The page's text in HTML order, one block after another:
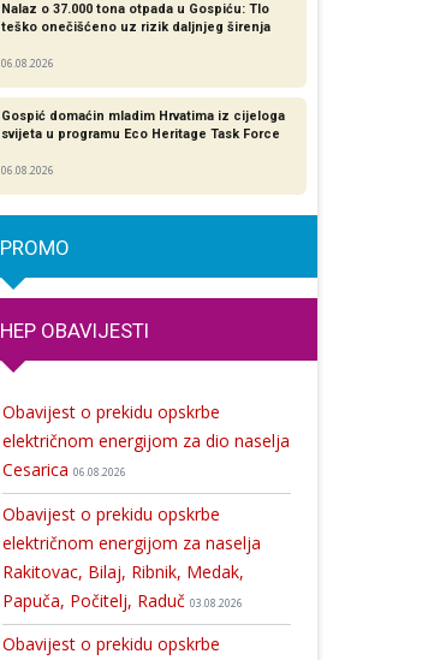
Nalaz o 37.000 tona otpada u Gospiću: Tlo
teško onečišćeno uz rizik daljnjeg širenja
06.08.2026
Gospić domaćin mladim Hrvatima iz cijeloga
svijeta u programu Eco Heritage Task Force
06.08.2026
PROMO
HEP OBAVIJESTI
Obavijest o prekidu opskrbe
električnom energijom za dio naselja
Cesarica 06.08.2026
Obavijest o prekidu opskrbe
električnom energijom za naselja
Rakitovac, Bilaj, Ribnik, Medak,
Papuča, Počitelj, Raduč 03.08.2026
Obavijest o prekidu opskrbe